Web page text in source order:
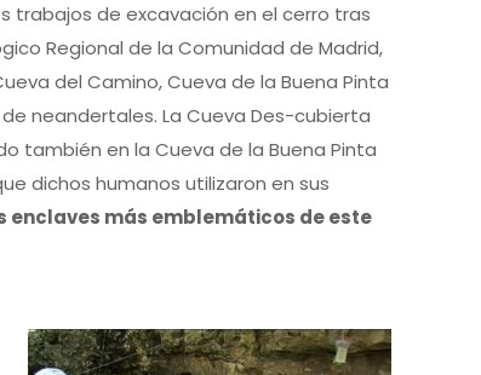
trabajos de excavación en el cerro tras
Regional de la Comunidad de Madrid,
del Camino, Cueva de la Buena Pinta
neandertales. La Cueva Des-cubierta
también en la Cueva de la Buena Pinta
dichos humanos utilizaron en sus
enclaves más emblemáticos de este